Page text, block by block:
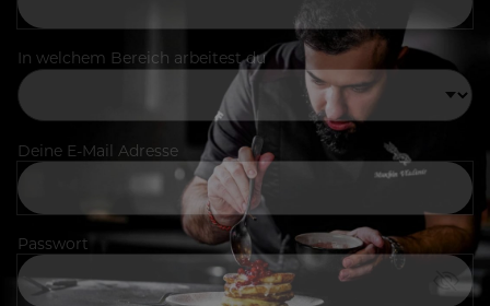
In welchem Bereich arbeitest du
Deine E-Mail Adresse
Passwort